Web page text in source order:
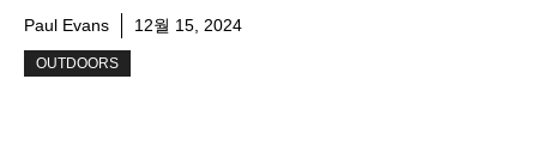
Paul Evans 12월 15, 2024
OUTDOORS